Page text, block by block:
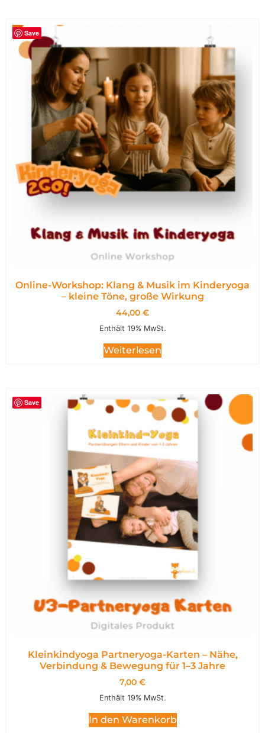
Save
Online-Workshop: Klang & Musik im Kinderyoga
– kleine Töne, große Wirkung
44,00 €
Enthält 19% MwSt.
Weiterlesen
Save
Kleinkindyoga Partneryoga-Karten – Nähe,
Verbindung & Bewegung für 1–3 Jahre
7,00 €
Enthält 19% MwSt.
In den Warenkorb